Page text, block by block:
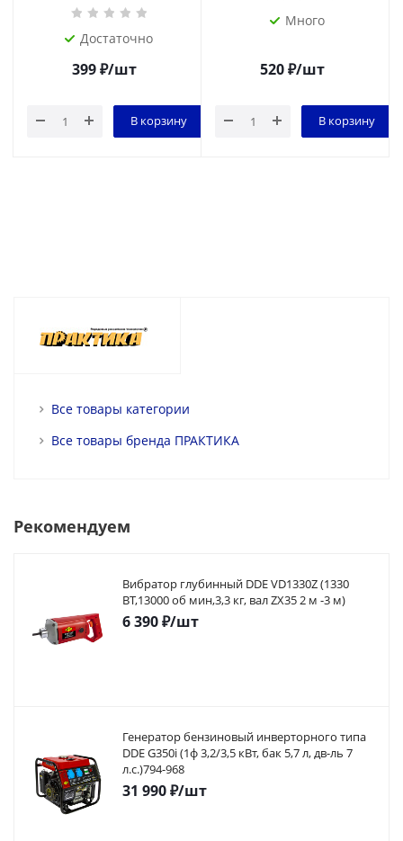
Достаточно
399₽/шт
В корзину
Много
520₽/шт
В корзину
Все товары категории
Все товары бренда ПРАКТИКА
Рекомендуем
Вибратор глубинный DDE VD1330Z (1330
ВТ,13000 об мин,3,3 кг, вал ZX35 2 м -3 м)
6 390₽/шт
Генератор бензиновый инверторного типа
DDE G350i (1ф 3,2/3,5 кВт, бак 5,7 л, дв-ль 7
л.с.)794-968
31 990₽/шт